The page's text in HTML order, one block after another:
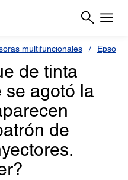
multifuncionales Epson
de tinta
se agotó la
de